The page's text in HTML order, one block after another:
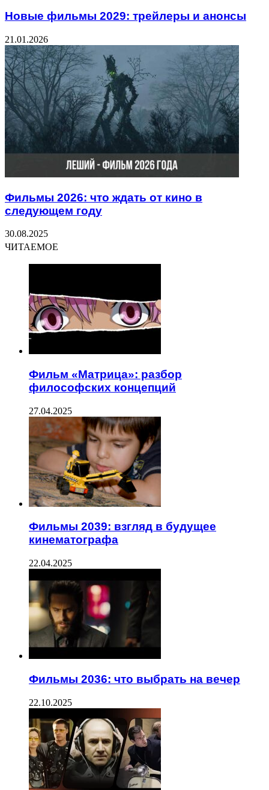
Новые фильмы 2029: трейлеры и анонсы
21.01.2026
Фильмы 2026: что ждать от кино в
следующем году
30.08.2025
ЧИТАЕМОЕ
Фильм «Матрица»: разбор
философских концепций
27.04.2025
Фильмы 2039: взгляд в будущее
кинематографа
22.04.2025
Фильмы 2036: что выбрать на вечер
22.10.2025